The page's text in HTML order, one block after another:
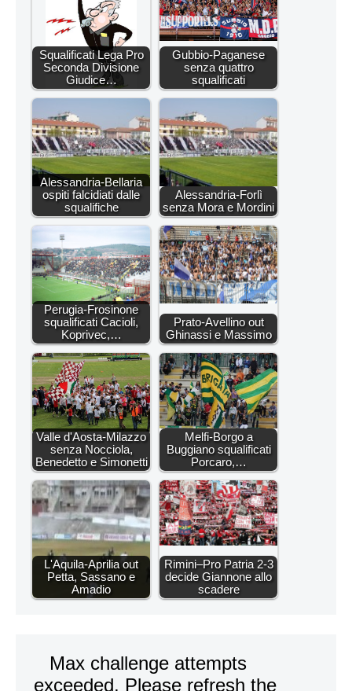
Squalificati Lega Pro
Seconda Divisione
Giudice…
Gubbio-Paganese
senza quattro
squalificati
Alessandria-Bellaria
ospiti falcidiati dalle
squalifiche
Alessandria-Forlì
senza Mora e Mordini
Perugia-Frosinone
squalificati Cacioli,
Koprivec,…
Prato-Avellino out
Ghinassi e Massimo
Valle d'Aosta-Milazzo
senza Nocciola,
Benedetto e Simonetti
Melfi-Borgo a
Buggiano squalificati
Porcaro,…
L'Aquila-Aprilia out
Petta, Sassano e
Amadio
Rimini–Pro Patria 2-3
decide Giannone allo
scadere